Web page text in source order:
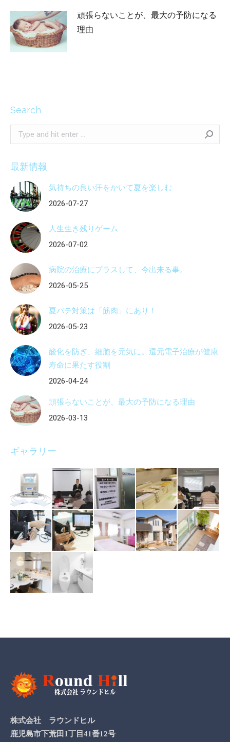
頑張らないことが、最大の予防になる
理由
Search
Search:
最新情報
気持ちの良い汗をかいて夏を楽しむ
2026-07-27
人生生き残りゲーム
2026-07-02
病院の治療にプラスして、今出来る事。
2026-05-25
夏バテ対策は「筋肉」にあり！
2026-05-23
酸化を防ぎ、細胞を元気に。還元電子治療が健康
寿命に果たす役割
2026-04-24
頑張らないことが、最大の予防になる理由
2026-03-13
ギャラリー
株式会社 ラウンドヒル
鹿児島市下荒田1丁目41番12号